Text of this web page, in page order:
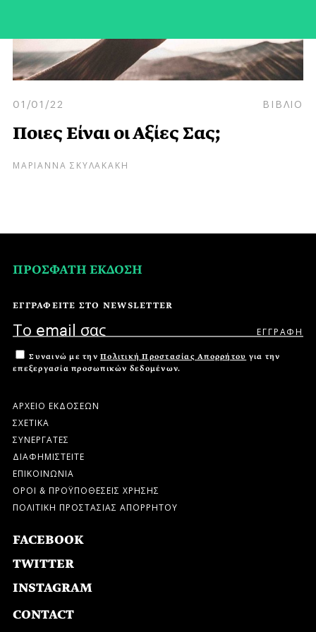
01/01/22 ΒΙΒΛΙΟ
Ποιες Είναι οι Αξίες Σας;
ΜΑΡΙΑΝΝΑ ΣΚΥΛΑΚΑΚΗ
ΠΡΟΣΦΑΤΗ ΕΚΔΟΣΗ
ΕΓΓΡΑΦΕΙΤΕ ΣΤΟ NEWSLETTER
Συναινώ με την Πολιτική Προστασίας Απορρήτου για την
επεξεργασία προσωπικών δεδομένων.
ΑΡΧΕΙΟ ΕΚΔΟΣΕΩΝ
ΣΧΕΤΙΚΑ
ΣΥΝΕΡΓΑΤΕΣ
ΔΙΑΦΗΜΙΣΤΕΙΤΕ
ΕΠΙΚΟΙΝΩΝΙΑ
ΟΡΟΙ & ΠΡΟΫΠΟΘΕΣΕΙΣ ΧΡΗΣΗΣ
ΠΟΛΙΤΙΚΗ ΠΡΟΣΤΑΣΙΑΣ ΑΠΟΡΡΗΤΟΥ
FACEBOOK
TWITTER
INSTAGRAM
CONTACT